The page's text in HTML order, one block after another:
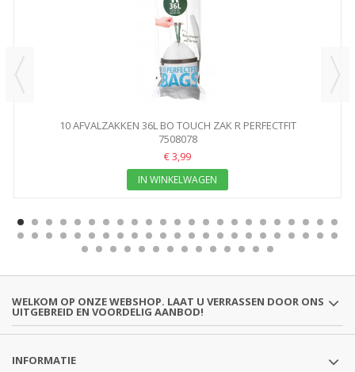
10 AFVALZAKKEN 36L BO TOUCH ZAK R PERFECTFIT
7508078
€ 3,99
IN WINKELWAGEN
WELKOM OP ONZE WEBSHOP. LAAT U VERRASSEN DOOR ONS
UITGEBREID EN VOORDELIG AANBOD!
INFORMATIE